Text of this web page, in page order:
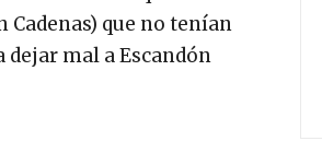
que no tenían
dejar mal a Escandón